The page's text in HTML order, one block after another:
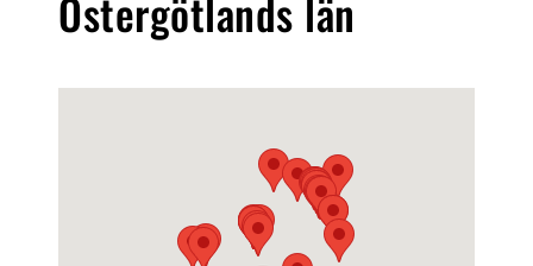
Östergötlands län